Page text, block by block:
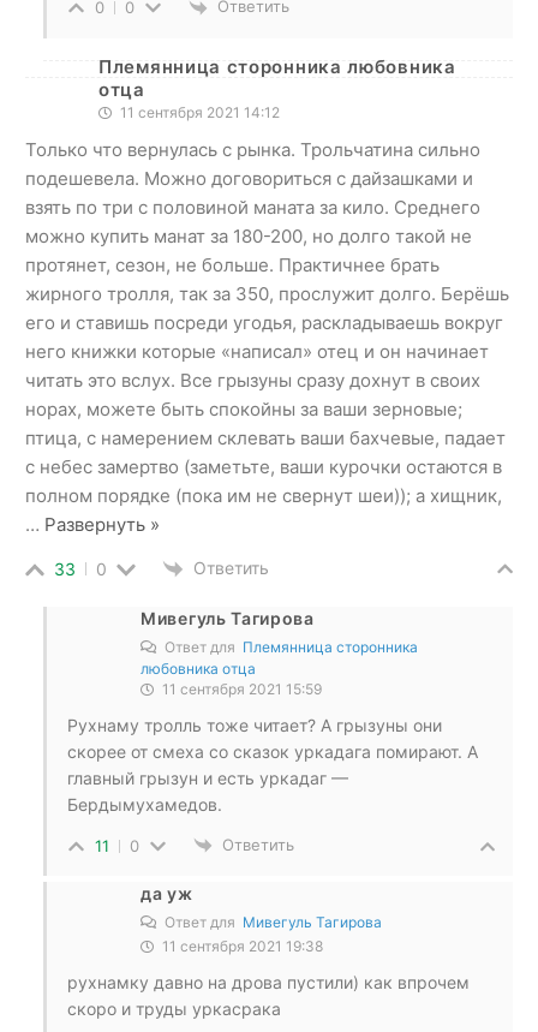
0 0 Ответить
Племянница сторонника любовника
отца
11 сентября 2021 14:12
Только что вернулась с рынка. Трольчатина сильно
подешевела. Можно договориться с дайзашками и
взять по три с половиной маната за кило. Среднего
можно купить манат за 180-200, но долго такой не
протянет, сезон, не больше. Практичнее брать
жирного тролля, так за 350, прослужит долго. Берёшь
его и ставишь посреди угодья, раскладываешь вокруг
него книжки которые «написал» отец и он начинает
читать это вслух. Все грызуны сразу дохнут в своих
норах, можете быть спокойны за ваши зерновые;
птица, с намерением склевать ваши бахчевые, падает
с небес замертво (заметьте, ваши курочки остаются в
полном порядке (пока им не свернут шеи)); а хищник,
… Развернуть »
33 0 Ответить
Мивегуль Тагирова
Ответ для Племянница сторонника
любовника отца
11 сентября 2021 15:59
Рухнаму тролль тоже читает? А грызуны они
скорее от смеха со сказок уркадага помирают. А
главный грызун и есть уркадаг —
Бердымухамедов.
11 0 Ответить
да уж
Ответ для Мивегуль Тагирова
11 сентября 2021 19:38
рухнамку давно на дрова пустили) как впрочем
скоро и труды уркасрака